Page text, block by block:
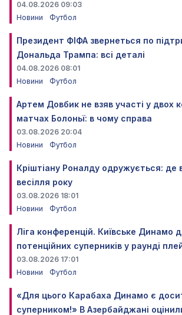
04.08.2026 09:03
Новини
Футбол
Президент ФІФА звернеться по
Дональда Трампа: всі деталі
04.08.2026 08:01
Новини
Футбол
Артем Довбик не взяв участі у двох
матчах Болоньї: в чому справа
03.08.2026 20:04
Новини
Футбол
Кріштіану Роналду одружується: де
весілля року
03.08.2026 18:01
Новини
Футбол
Ліга конференцій. Київське Динамо
потенційних суперників у раунді
03.08.2026 17:01
Новини
Футбол
«Для цього Карабаха Динамо є
суперником!» В Азербайджані